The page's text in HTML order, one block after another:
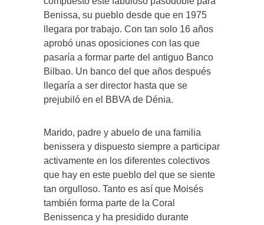
Benissa, su pueblo desde que en 1975
llegara por trabajo. Con tan solo 16 años
aprobó unas oposiciones con las que
pasaría a formar parte del antiguo Banco
Bilbao. Un banco del que años después
llegaría a ser director hasta que se
prejubiló en el BBVA de Dénia.
Marido, padre y abuelo de una familia
benissera y dispuesto siempre a participar
activamente en los diferentes colectivos
que hay en este pueblo del que se siente
tan orgulloso. Tanto es así que Moisés
también forma parte de la Coral
Benissenca y ha presidido durante